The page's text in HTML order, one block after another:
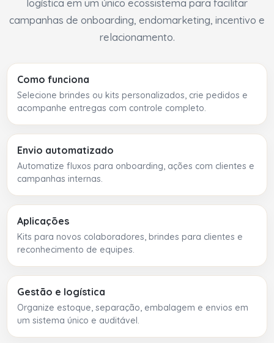
logística em um único ecossistema para facilitar
campanhas de onboarding, endomarketing, incentivo e
relacionamento.
Como funciona
Selecione brindes ou kits personalizados, crie pedidos e
acompanhe entregas com controle completo.
Envio automatizado
Automatize fluxos para onboarding, ações com clientes e
campanhas internas.
Aplicações
Kits para novos colaboradores, brindes para clientes e
reconhecimento de equipes.
Gestão e logística
Organize estoque, separação, embalagem e envios em
um sistema único e auditável.